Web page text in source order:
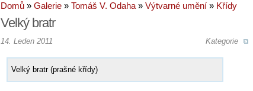
Domů » Galerie » Tomáš V. Odaha » Výtvarné umění » Křídy
Velký bratr
Kategorie
14. Leden 2011
Velký bratr (prašné křídy)